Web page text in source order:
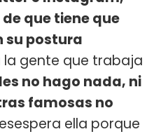
que tiene que
su postura
la gente que trabaja
no hago nada, ni
famosas no
ella porque